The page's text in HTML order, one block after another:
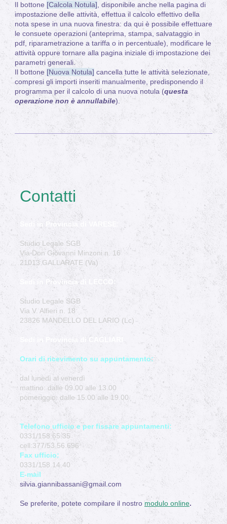
Il bottone [Calcola Notula], disponibile anche nella pagina di
impostazione delle attività, effettua il calcolo effettivo della
nota spese in una nuova finestra: da qui è possibile effettuare
le consuete operazioni (anteprima, stampa, salvataggio in
pdf, riparametrazione a tariffa o in percentuale), modificare le
attività oppure tornare alla pagina iniziale di impostazione dei
parametri generali.
Il bottone[Nuova Notula] cancella tutte le attività selezionate,
compresi gli importi inseriti manualmente, predisponendo il
programma per il calcolo di una nuova notula (questa
operazione non è annullabile).
Contatti
Sedi in Provincia di VARESE:
Studio Legale SGB
Via Don Giovanni Minzoni n. 16
21013 GALLARATE (Va)
Sedi in Provincia di LECCO:
Studio Legale SGB
Via V. Alfieri n. 18
23826 MANDELLO DEL LARIO (Lc)
Sedi in Provincia di CAGLIARI
Orari di ricevimento su appuntamento:
dal lunedì al venerdì
mattino: dalle 09.00 alle 13.00
pomeriggio: dalle 15.00 alle 19.00
Telefono ufficio e per fissare appuntamenti:
0331/158.65.35
cell:377/53.56.696
Fax ufficio:
0331/158.14.40
E-mail
silvia.giannibassani@gmail.com
Se preferite, potete compilare il nostromodulo online.